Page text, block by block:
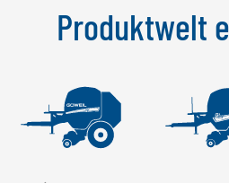
Produktwelt